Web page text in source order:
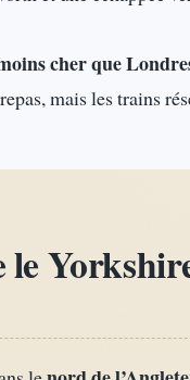
cher que
mais les trains
le